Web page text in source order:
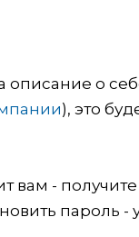
о
), это
вам -
пароль